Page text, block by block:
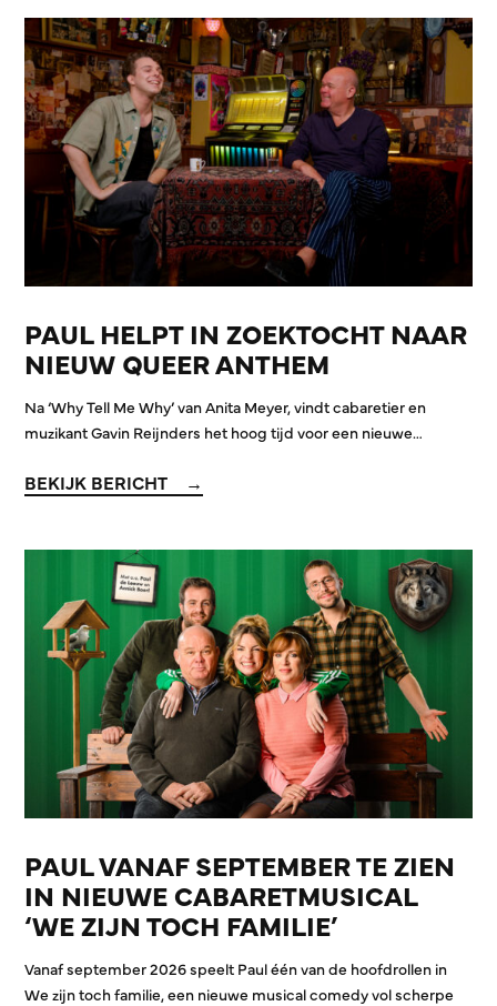
PAUL HELPT IN ZOEKTOCHT NAAR
NIEUW QUEER ANTHEM
Na ‘Why Tell Me Why’ van Anita Meyer, vindt cabaretier en
muzikant Gavin Reijnders het hoog tijd voor een nieuwe…
BEKIJK BERICHT
PAUL VANAF SEPTEMBER TE ZIEN
IN NIEUWE CABARETMUSICAL
‘WE ZIJN TOCH FAMILIE’
Vanaf september 2026 speelt Paul één van de hoofdrollen in
We zijn toch familie, een nieuwe musical comedy vol scherpe